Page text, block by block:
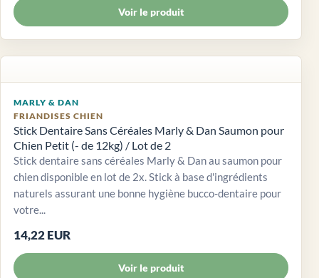
Voir le produit
MARLY & DAN
FRIANDISES CHIEN
Stick Dentaire Sans Céréales Marly & Dan Saumon pour
Chien Petit (- de 12kg) / Lot de 2
Stick dentaire sans céréales Marly & Dan au saumon pour
chien disponible en lot de 2x. Stick à base d'ingrédients
naturels assurant une bonne hygiène bucco-dentaire pour
votre...
14,22 EUR
Voir le produit